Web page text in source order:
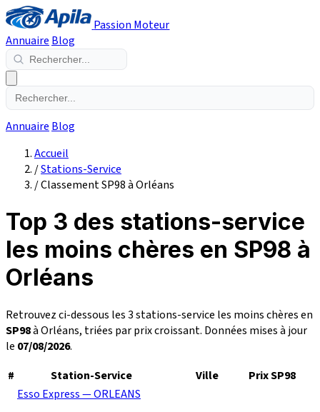
Passion Moteur
Annuaire Blog
Annuaire Blog
Accueil
/Stations-Service
/Classement SP98 à Orléans
Top 3 des stations-service
les moins chères en SP98 à
Orléans
Retrouvez ci-dessous les 3 stations-service les moins chères en
SP98à Orléans, triées par prix croissant. Données mises à jour
le 07/08/2026.
#
Station-Service Ville Prix SP98
Esso Express — ORLEANS